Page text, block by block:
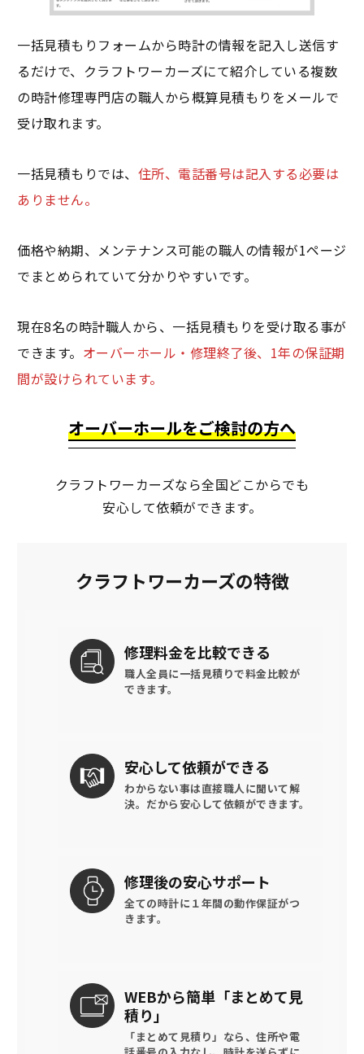
一括見積もりフォームから時計の情報を記入し送信す
るだけで、クラフトワーカーズにて紹介している複数
の時計修理専門店の職人から概算見積もりをメールで
受け取れます。
一括見積もりでは、 住所、電話番号は記入する必要は
ありません。
価格や納期、メンテナンス可能の職人の情報が1ページ
でまとめられていて分かりやすいです。
現在8名の時計職人から、一括見積もりを受け取る事が
できます。 オーバーホール・修理終了後、1年の保証期
間が設けられています。
オーバーホールをご検討の方へ
クラフトワーカーズなら全国どこからでも
安心して依頼ができます。
クラフトワーカーズの特徴
修理料金を比較できる
職人全員に一括見積りで料金比較が
できます。
安心して依頼ができる
わからない事は直接職人に聞いて解
決。 だから安心して依頼ができます。
修理後の安心サポート
全ての時計に １年間の動作保証がつ
きます。
WEBから簡単 「まとめて見
積り」
「まとめて見積り」なら、住所や電